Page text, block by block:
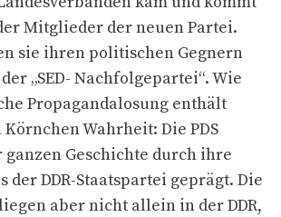
Mitglieder der neuen Partei.
sie ihren politischen Gegnern
„SED- Nachfolgepartei“. Wie
Propagandalosung enthält
Wahrheit: Die PDS
Geschichte durch ihre
der DDR-Staatspartei geprägt. Die
aber nicht allein in der DDR,